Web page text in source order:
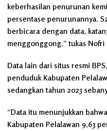
keberhasilan penurunan
persentase penurunannya.
berbicara dengan data,
menggonggong,” tukas Nofri
Data lain dari situs resmi
penduduk Kabupaten
sedangkan tahun 2023
“Data itu menunjukkan
Kabupaten Pelalawan 9,63